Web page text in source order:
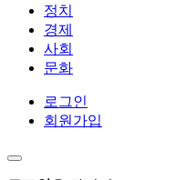
정치
경제
사회
문화
로그인
회원가입